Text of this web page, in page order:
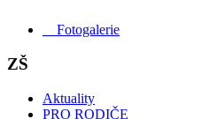
Fotogalerie
ZŠ
Aktuality
PRO RODIČE